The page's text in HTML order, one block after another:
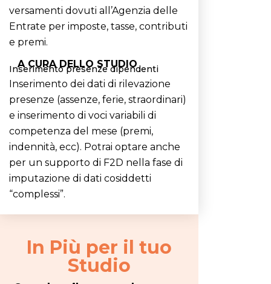
versamenti dovuti all’Agenzia delle
Entrate per imposte, tasse, contributi
e premi.
A CURA DELLO STUDIO
Inserimento presenze dipendenti
Inserimento dei dati di rilevazione
presenze (assenze, ferie, straordinari)
e inserimento di voci variabili di
competenza del mese (premi,
indennità, ecc). Potrai optare anche
per un supporto di F2D nella fase di
imputazione di dati cosiddetti
“complessi”.
In Più per il tuo
Studio